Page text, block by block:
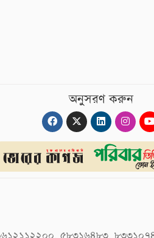
অনুসরণ করুন